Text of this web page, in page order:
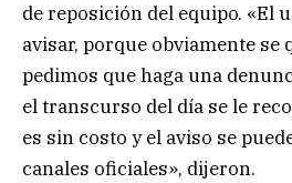
de reposición del equipo. «El
avisar, porque obviamente se
pedimos que haga una
el transcurso del día se le
es sin costo y el aviso se
canales oficiales», dijeron.